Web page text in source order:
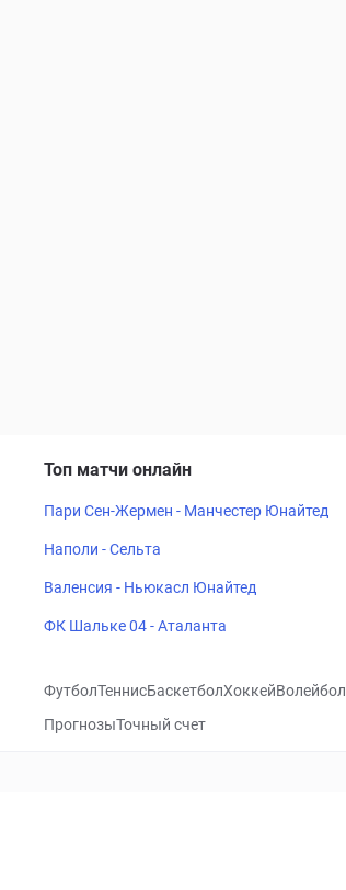
Топ матчи онлайн
Пари Сен-Жермен - Манчестер Юнайтед
Наполи - Сельта
Валенсия - Ньюкасл Юнайтед
ФК Шальке 04 - Аталанта
ФутболТеннисБаскетболХоккейВолейбол
ПрогнозыТочный счет